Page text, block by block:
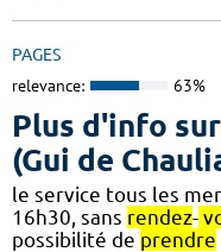
PAGES
relevance: 63%
Plus d'info
(Gui de
le service tous les
16h30, sans rendez-
possibilité de prendre